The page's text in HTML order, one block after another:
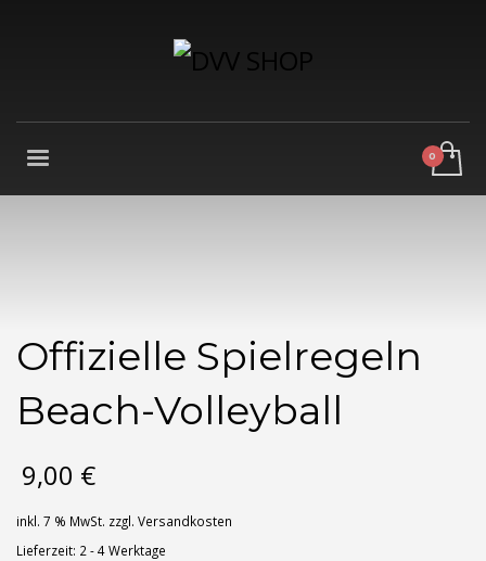
Offizielle Spielregeln
Beach-Volleyball
9,00 €
inkl. 7 % MwSt. zzgl. Versandkosten
Lieferzeit: 2 - 4 Werktage